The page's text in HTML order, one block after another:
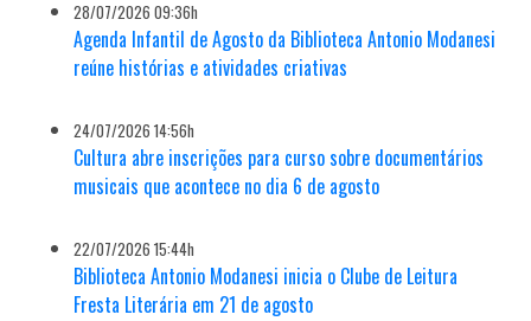
28/07/2026 09:36h
Agenda Infantil de Agosto da Biblioteca Antonio Modanesi
reúne histórias e atividades criativas
24/07/2026 14:56h
Cultura abre inscrições para curso sobre documentários
musicais que acontece no dia 6 de agosto
22/07/2026 15:44h
Biblioteca Antonio Modanesi inicia o Clube de Leitura
Fresta Literária em 21 de agosto